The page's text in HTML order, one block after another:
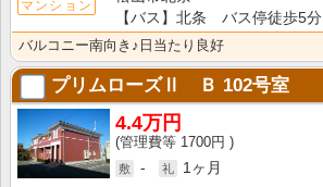
マンション
【バス】北条 バス停徒歩5分
バルコニー南向き♪日当たり良好
プリムローズⅡ Ｂ 102号室
4.4万円
1700円
-
1ヶ月